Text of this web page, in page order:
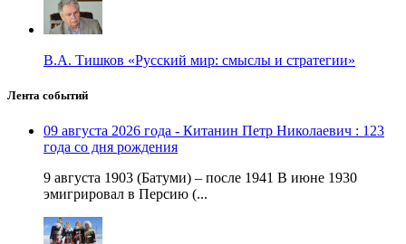
В.А. Тишков «Русский мир: смыслы и стратегии»
Лента событий
09 августа 2026 года - Китанин Петр Николаевич : 123
года со дня рождения
9 августа 1903 (Батуми) – после 1941 В июне 1930
эмигрировал в Персию (...